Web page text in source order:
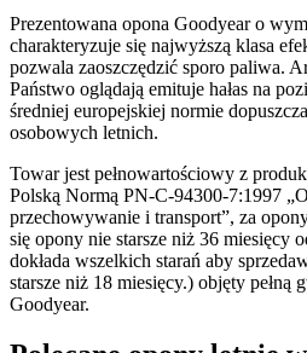
Prezentowana opona Goodyear o
charakteryzuje się najwyższą klasa
pozwala zaoszczędzić sporo paliwa.
Państwo oglądają emituje hałas na
średniej europejskiej normie
osobowych letnich.
Towar jest pełnowartościowy z
Polską Normą PN-C-94300-7:1997
przechowywanie i transport”, za
się opony nie starsze niż 36 miesięcy
dokłada wszelkich starań aby
starsze niż 18 miesięcy.) objęty pełną
Goodyear.